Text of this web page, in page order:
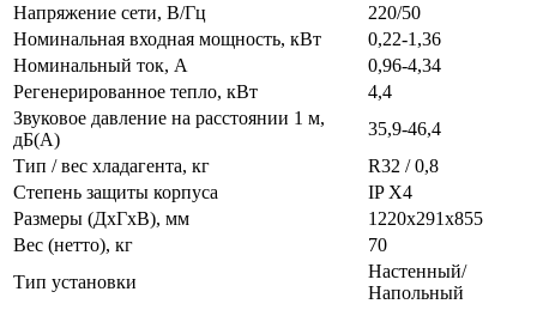
Напряжение сети, В/Гц
220/50
Номинальная входная мощность, кВт
0,22-1,36
Номинальный ток, А
0,96-4,34
Регенерированное тепло, кВт
4,4
Звуковое давление на расстоянии 1 м,
дБ(A)
35,9-46,4
Тип / вес хладагента, кг
R32 / 0,8
Степень защиты корпуса
IP X4
Размеры (ДxГxВ), мм
1220x291x855
Вес (нетто), кг
70
Тип установки
Настенный/
Напольный